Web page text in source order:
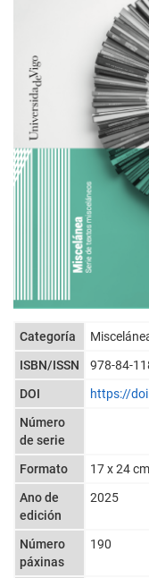
Categoría
ISBN/ISSN
978-84-
DOI
https://
Número
de serie
Formato
17 x 24 cm
Ano de
edición
2025
Número
páxinas
190